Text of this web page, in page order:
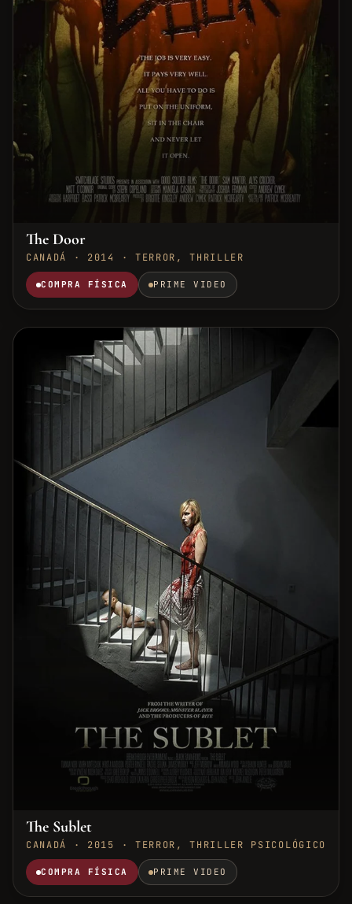
The Door
CANADÁ · 2014 · TERROR, THRILLER
COMPRA FÍSICA PRIME VIDEO
The Sublet
CANADÁ · 2015 · TERROR, THRILLER PSICOLÓGICO
COMPRA FÍSICA PRIME VIDEO